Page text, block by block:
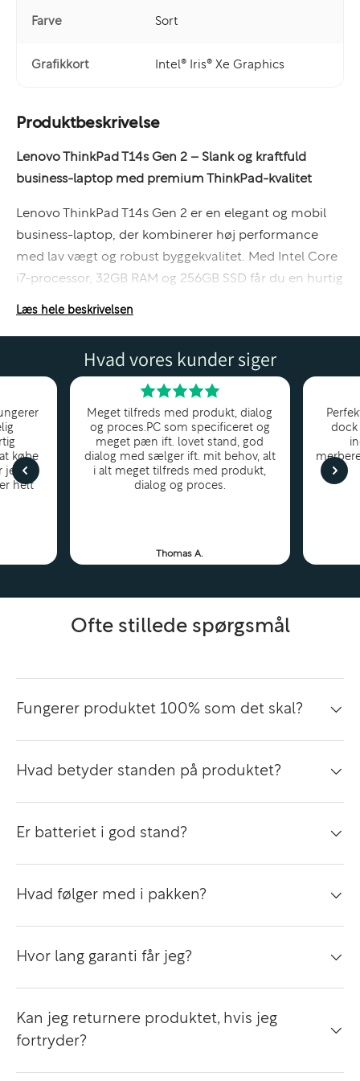
Produktbeskrivelse
Lenovo ThinkPad T14s Gen 2 – Slank og kraftfuld
business-laptop med premium ThinkPad-kvalitet
Lenovo ThinkPad T14s Gen 2 er en elegant og mobil
business-laptop, der kombinerer høj performance
med lav vægt og robust byggekvalitet. Med Intel Core
i7-processor, 32GB RAM og 256GB SSD får du en hurtig
T14s-serien er udviklet til professionelle brugere, der
ønsker en premium business-laptop med fokus på
mobilitet, komfort og stabil performance.
Intel Core i7 – stærk performance til professionelt
arbejde
Store regneark og databehandling
Kontor- og forretningssystemer
Web- og cloud-baseret arbejde
og flydende arbejdsoplevelse – også ved krævende
brug.
14" skærm – perfekt balance mellem mobilitet og
Dagligt kontorarbejde
Dokumenter og tekstbehandling
Mobilt arbejde og fleksible arbejdsdage
Det kompakte format gør maskinen nem at
Læs hele beskrivelsen
Farve Sort
Grafikkort Intel® Iris® Xe Graphics
Hvad vores kunder siger
købe
helt
Meget tilfreds med produkt, dialog
og proces.PC som specificeret og
meget pæn ift. lovet stand, god
dialog med sælger ift. mit behov, alt
i alt meget tilfreds med produkt,
dialog og proces.
Thomas A.
dock
Ofte stillede spørgsmål
Fungerer produktet 100% som det skal?
Hvad betyder standen på produktet?
Er batteriet i god stand?
Hvad følger med i pakken?
Hvor lang garanti får jeg?
Kan jeg returnere produktet, hvis jeg
fortryder?